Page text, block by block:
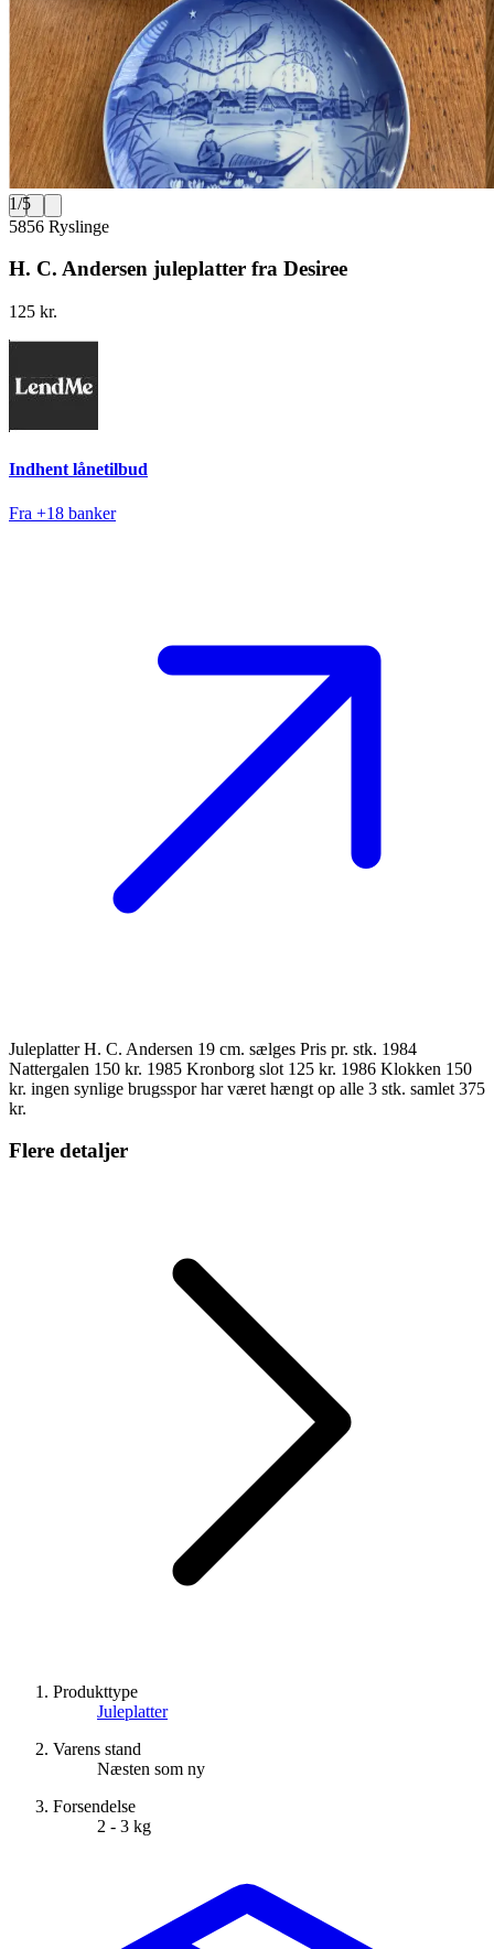
1/5
5856 Ryslinge
H. C. Andersen juleplatter fra Desiree
125 kr.
Indhent lånetilbud
Fra +18 banker
Juleplatter H. C. Andersen 19 cm. sælges Pris pr. stk. 1984
Nattergalen 150 kr. 1985 Kronborg slot 125 kr. 1986 Klokken 150
kr. ingen synlige brugsspor har været hængt op alle 3 stk. samlet 375
kr.
Flere detaljer
Produkttype
Juleplatter
Varens stand
Næsten som ny
Forsendelse
2 - 3 kg